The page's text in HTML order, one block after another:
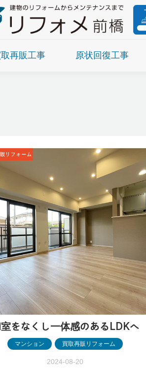
再販工事 原状回復工事
をなくし一体感のあるLDKへ
マンション , 買取再販リフォーム
2024-08-20